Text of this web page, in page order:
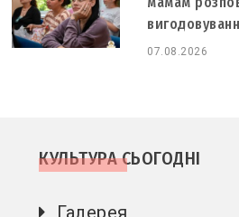
07.08.2026
КУЛЬТУРА СЬОГОДНІ
Галерея